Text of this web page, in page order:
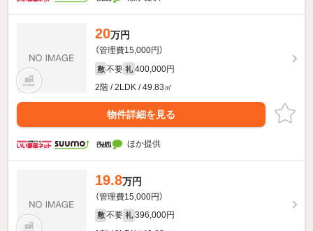
20万円
（管理費15,000円）
敷 不要 礼 400,000円
2階 / 2LDK / 49.83㎡
物件詳細を見る
ほか提供
19.8万円
（管理費15,000円）
敷 不要 礼 396,000円